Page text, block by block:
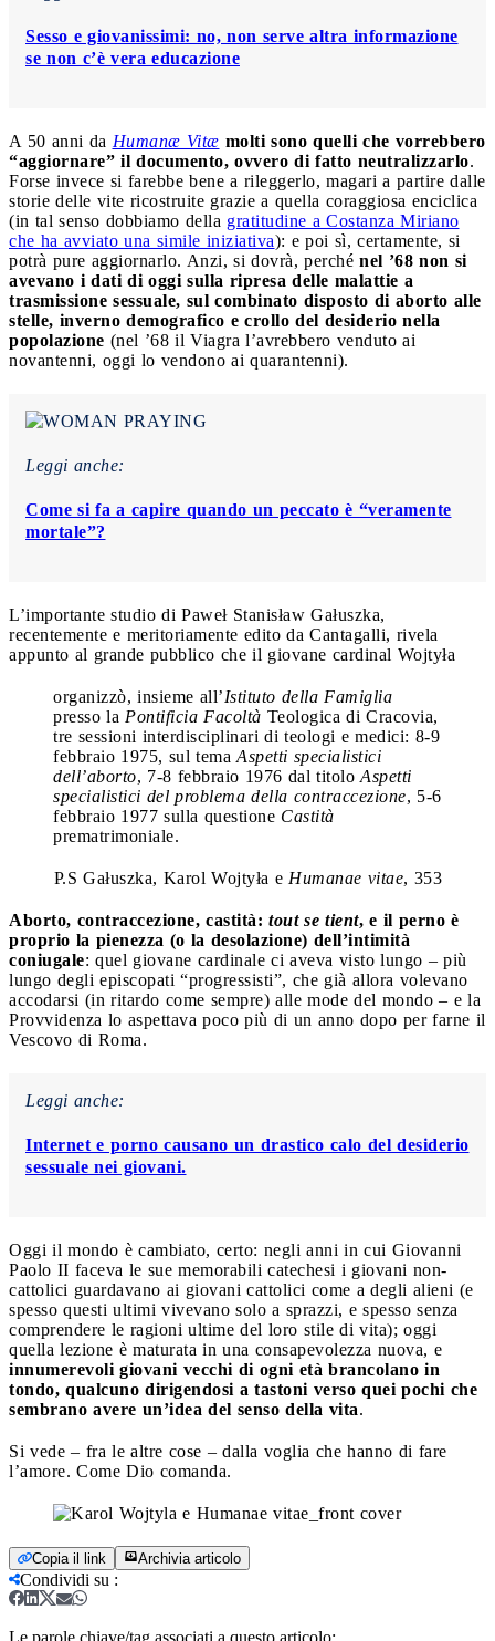
Sesso e giovanissimi: no, non serve altra informazione
se non c’è vera educazione
A 50 anni da Humanæ Vitæ molti sono quelli che vorrebbero
“aggiornare” il documento, ovvero di fatto neutralizzarlo.
Forse invece si farebbe bene a rileggerlo, magari a partire dalle
storie delle vite ricostruite grazie a quella coraggiosa enciclica
(in tal senso dobbiamo della gratitudine a Costanza Miriano
che ha avviato una simile iniziativa): e poi sì, certamente, si
potrà pure aggiornarlo. Anzi, si dovrà, perché nel ’68 non si
avevano i dati di oggi sulla ripresa delle malattie a
trasmissione sessuale, sul combinato disposto di aborto alle
stelle, inverno demografico e crollo del desiderio nella
popolazione (nel ’68 il Viagra l’avrebbero venduto ai
novantenni, oggi lo vendono ai quarantenni).
Leggi anche:
Come si fa a capire quando un peccato è “veramente
mortale”?
L’importante studio di Paweł Stanisław Gałuszka,
recentemente e meritoriamente edito da Cantagalli, rivela
appunto al grande pubblico che il giovane cardinal Wojtyła
organizzò, insieme all’Istituto della Famiglia
presso la Pontificia Facoltà Teologica di Cracovia,
tre sessioni interdisciplinari di teologi e medici: 8-9
febbraio 1975, sul tema Aspetti specialistici
dell’aborto, 7-8 febbraio 1976 dal titolo Aspetti
specialistici del problema della contraccezione, 5-6
febbraio 1977 sulla questione Castità
prematrimoniale.
P.S Gałuszka, Karol Wojtyła e Humanae vitae, 353
Aborto, contraccezione, castità: tout se tient, e il perno è
proprio la pienezza (o la desolazione) dell’intimità
coniugale: quel giovane cardinale ci aveva visto lungo – più
lungo degli episcopati “progressisti”, che già allora volevano
accodarsi (in ritardo come sempre) alle mode del mondo – e la
Provvidenza lo aspettava poco più di un anno dopo per farne il
Vescovo di Roma.
Leggi anche:
Internet e porno causano un drastico calo del desiderio
sessuale nei giovani.
Oggi il mondo è cambiato, certo: negli anni in cui Giovanni
Paolo II faceva le sue memorabili catechesi i giovani non-
cattolici guardavano ai giovani cattolici come a degli alieni (e
spesso questi ultimi vivevano solo a sprazzi, e spesso senza
comprendere le ragioni ultime del loro stile di vita); oggi
quella lezione è maturata in una consapevolezza nuova, e
innumerevoli giovani vecchi di ogni età brancolano in
tondo, qualcuno dirigendosi a tastoni verso quei pochi che
sembrano avere un’idea del senso della vita.
Si vede – fra le altre cose – dalla voglia che hanno di fare
l’amore. Come Dio comanda.
Copia il link Archivia articolo
Condividi su :
Le parole chiave/tag associati a questo articolo: